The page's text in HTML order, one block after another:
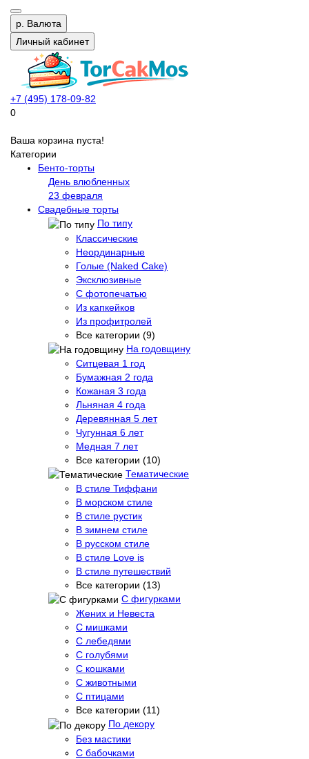
р. Валюта
Личный кабинет
+7 (495) 178-09-82
0
Ваша корзина пуста!
Категории
Бенто-торты
День влюбленных
23 февраля
Свадебные торты
По типу
Классические
Неординарные
Голые (Naked Cake)
Эксклюзивные
С фотопечатью
Из капкейков
Из профитролей
Все категории (9)
На годовщину
Ситцевая 1 год
Бумажная 2 года
Кожаная 3 года
Льняная 4 года
Деревянная 5 лет
Чугунная 6 лет
Медная 7 лет
Все категории (10)
Тематические
В стиле Тиффани
В морском стиле
В стиле рустик
В зимнем стиле
В русском стиле
В стиле Love is
В стиле путешествий
Все категории (13)
С фигурками
Жених и Невеста
С мишками
С лебедями
С голубями
С кошками
С животными
С птицами
Все категории (11)
По декору
Без мастики
С бабочками